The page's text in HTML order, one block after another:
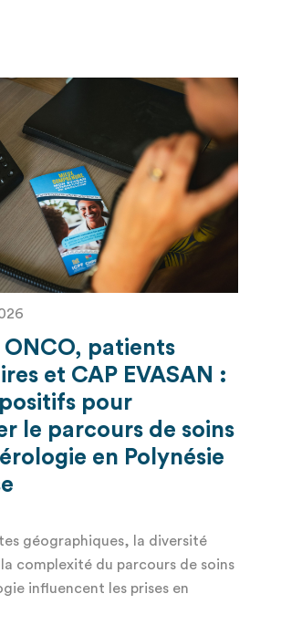
ONCO, patients
et CAP EVASAN :
pour
le parcours de soins
en Polynésie
géographiques, la diversité
complexité du parcours de soins
influencent les prises en